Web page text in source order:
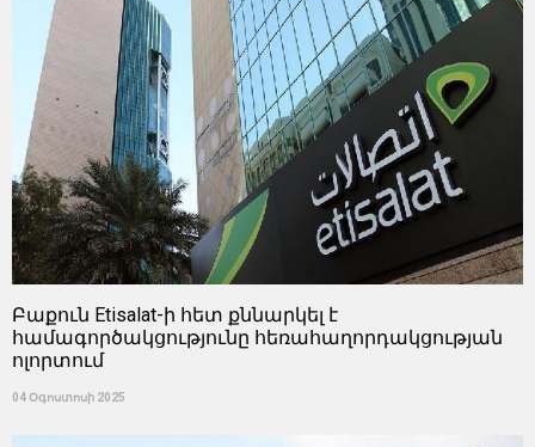
Բաքուն Etisalat-ի հետ քննարկել է
համագործակցությունը հեռահաղորդակցության
ոլորտում
04 Օգոստոսի 2025